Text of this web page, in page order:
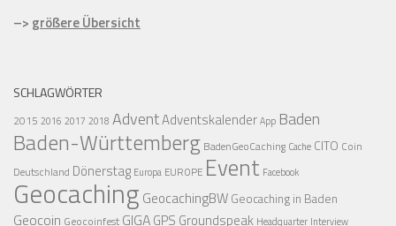
–> größere Übersicht
SCHLAGWÖRTER
2015 2016 2017 2018 AdventAdventskalenderApp Baden
Baden-Württemberg BadenGeoCaching Cache CITO Coin
Deutschland Dönerstag Europa EUROPE Event Facebook
Geocaching GeocachingBW Geocaching in Baden
Geocoin Geocoinfest GIGAGPS Groundspeak Headquarter Interview